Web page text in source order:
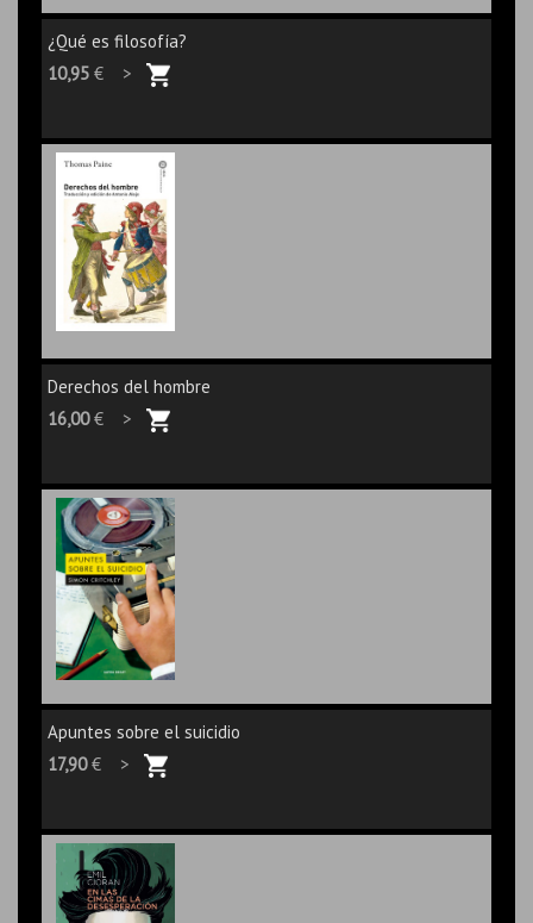
¿Qué es filosofía?
10,95 € >
Derechos del hombre
16,00€ >
Apuntes sobre el suicidio
17,90€ >